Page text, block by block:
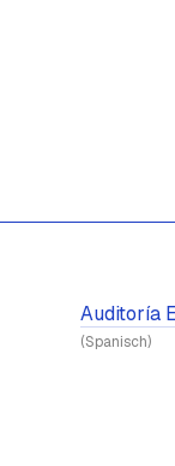
Auditoría
(Spanisch)